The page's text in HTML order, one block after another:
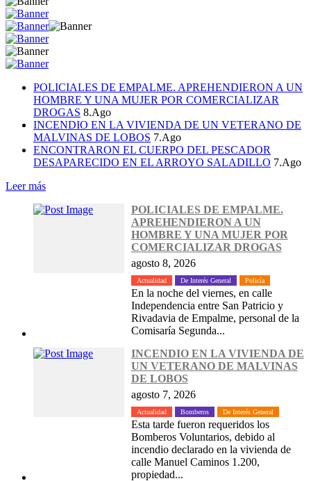
POLICIALES DE EMPALME. APREHENDIERON A UN
HOMBRE Y UNA MUJER POR COMERCIALIZAR
DROGAS 8.Ago
INCENDIO EN LA VIVIENDA DE UN VETERANO DE
MALVINAS DE LOBOS 7.Ago
ENCONTRARON EL CUERPO DEL PESCADOR
DESAPARECIDO EN EL ARROYO SALADILLO 7.Ago
Leer más
POLICIALES DE EMPALME.
APREHENDIERON A UN
HOMBRE Y UNA MUJER POR
COMERCIALIZAR DROGAS
agosto 8, 2026
Actualidad De Interés General Policía
En la noche del viernes, en calle
Independencia entre San Patricio y
Rivadavia de Empalme, personal de la
Comisaría Segunda...
INCENDIO EN LA VIVIENDA DE
UN VETERANO DE MALVINAS
DE LOBOS
agosto 7, 2026
Actualidad Bomberos De Interés General
Esta tarde fueron requeridos los
Bomberos Voluntarios, debido al
incendio declarado en la vivienda de
calle Manuel Caminos 1.200,
propiedad...